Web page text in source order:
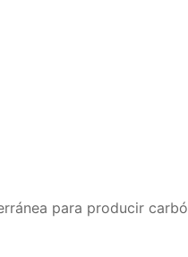
para producir